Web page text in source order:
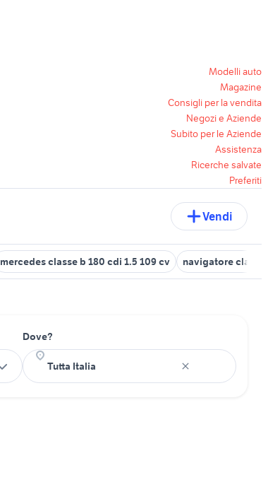
Modelli auto
Magazine
Consigli per la vendita
Negozi e Aziende
Subito per le Aziende
Assistenza
Ricerche salvate
Preferiti
Vendi
mercedes classe b 180 cdi 1.5 109 cv navigatore classe b
Dove?